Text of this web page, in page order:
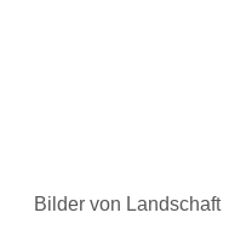
Bilder von Landschaft